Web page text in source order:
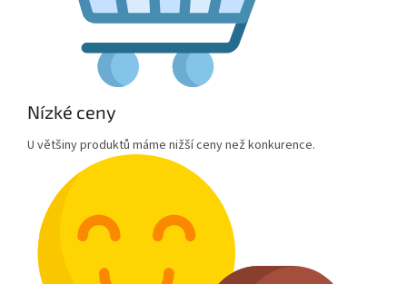
Nízké ceny
U většiny produktů máme nižší ceny než konkurence.